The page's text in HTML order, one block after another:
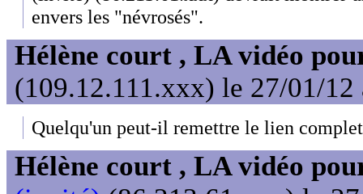
envers les "névrosés".
Hélène court , LA vidéo
(109.12.111.xxx) le 27/01/12
Quelqu'un peut-il remettre le lien
Hélène court , LA vidéo